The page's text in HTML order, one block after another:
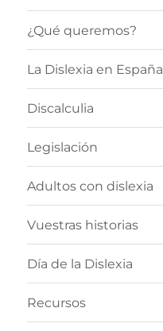
¿Qué queremos?
La Dislexia en España
Discalculia
Legislación
Adultos con dislexia
Vuestras historias
Día de la Dislexia
Recursos